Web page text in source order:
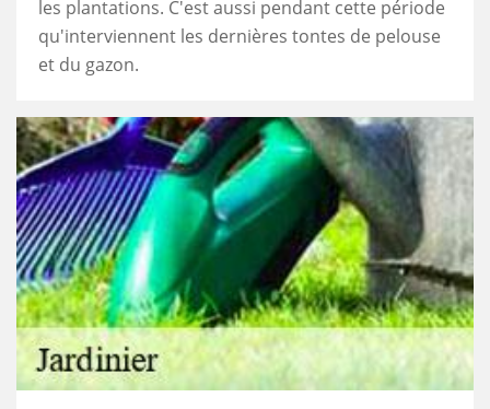
les plantations. C'est aussi pendant cette période
qu'interviennent les dernières tontes de pelouse
et du gazon.